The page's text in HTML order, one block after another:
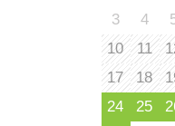
3
4
10
11
17
18
24
25